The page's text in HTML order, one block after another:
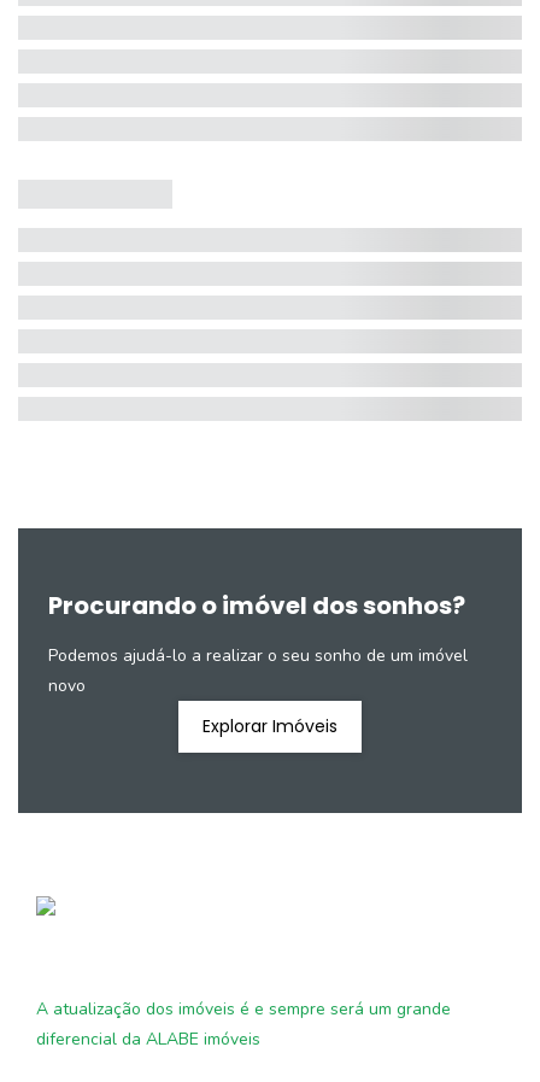
Procurando o imóvel dos sonhos?
Podemos ajudá-lo a realizar o seu sonho de um imóvel
novo
Explorar Imóveis
A atualização dos imóveis é e sempre será um grande
diferencial da ALABE imóveis